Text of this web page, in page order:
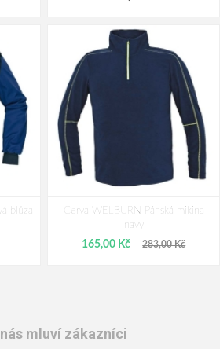
blůza
Cerva WELBURN Pánská mikina
navy
165,00 Kč 283,00 Kč
mluví zákazníci